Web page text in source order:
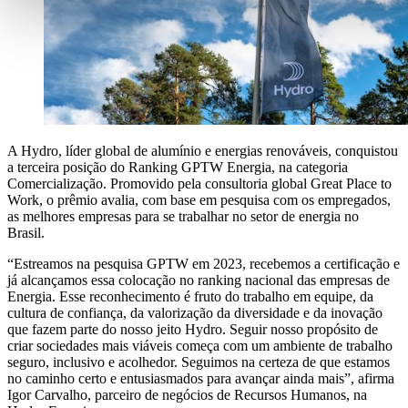
A Hydro, líder global de alumínio e energias renováveis, conquistou
a terceira posição do Ranking GPTW Energia, na categoria
Comercialização. Promovido pela consultoria global Great Place to
Work, o prêmio avalia, com base em pesquisa com os empregados,
as melhores empresas para se trabalhar no setor de energia no
Brasil.
“Estreamos na pesquisa GPTW em 2023, recebemos a certificação e
já alcançamos essa colocação no ranking nacional das empresas de
Energia. Esse reconhecimento é fruto do trabalho em equipe, da
cultura de confiança, da valorização da diversidade e da inovação
que fazem parte do nosso jeito Hydro. Seguir nosso propósito de
criar sociedades mais viáveis começa com um ambiente de trabalho
seguro, inclusivo e acolhedor. Seguimos na certeza de que estamos
no caminho certo e entusiasmados para avançar ainda mais”, afirma
Igor Carvalho, parceiro de negócios de Recursos Humanos, na